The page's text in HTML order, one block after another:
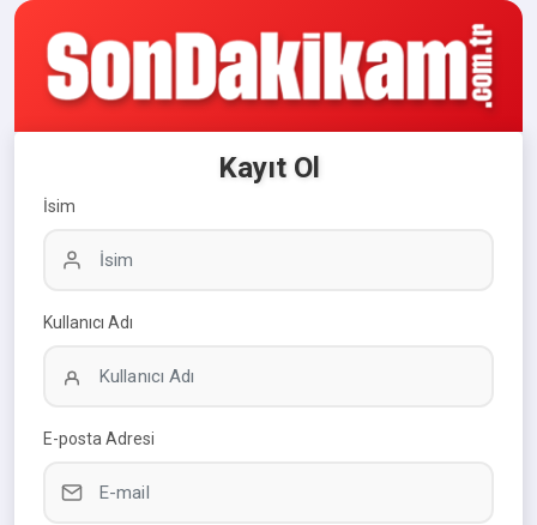
Kayıt Ol
İsim
Kullanıcı Adı
E-posta Adresi